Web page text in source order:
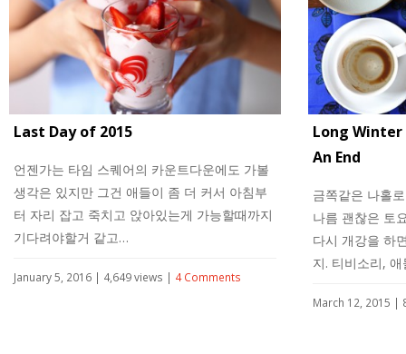
Last Day of 2015
언젠가는 타임 스퀘어의 카운트다운에도 가볼
생각은 있지만 그건 애들이 좀 더 커서 아침부
터 자리 잡고 죽치고 앉아있는게 가능할때까지
기다려야할거 같고…
January 5, 2016 | 4,649 views | 4 Comments
Long Winter
An End
금쪽같은 나홀
나름 괜찮은 토
다시 개강을 하
지. 티비소리,
March 12, 2015 |